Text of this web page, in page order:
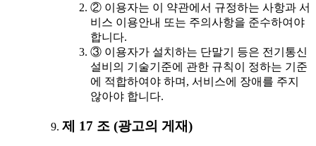
② 이용자는 이 약관에서 규정하는 사항과 서
비스 이용안내 또는 주의사항을 준수하여야
합니다.
③ 이용자가 설치하는 단말기 등은 전기통신
설비의 기술기준에 관한 규칙이 정하는 기준
에 적합하여야 하며, 서비스에 장애를 주지
않아야 합니다.
제 17 조 (광고의 게재)